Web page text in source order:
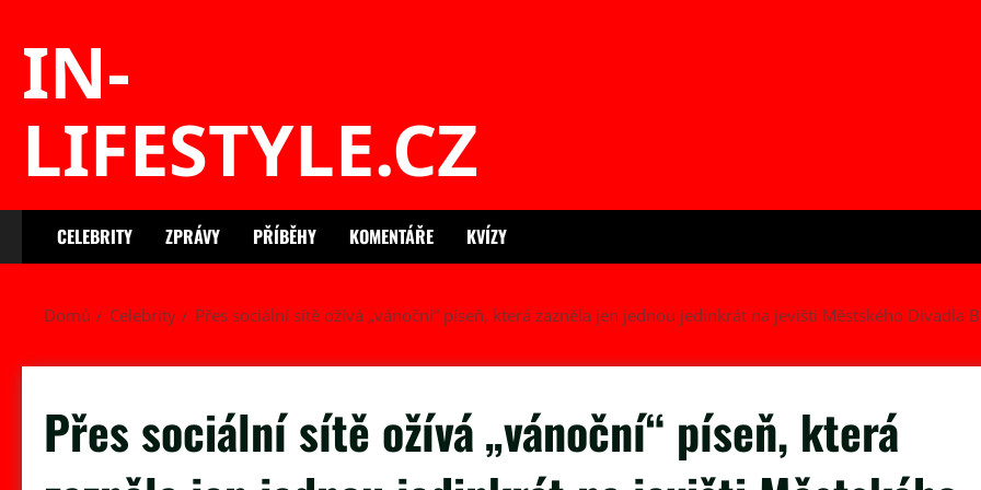
IN-
LIFESTYLE.CZ
CELEBRITY ZPRÁVY PŘÍBĚHY KOMENTÁŘE KVÍZY
Domů Celebrity Přes sociální sítě ožívá „vánoční“ píseň, která zazněla jen jednou jedinkrát na jevišti Městského Divadla
Přes sociální sítě ožívá „vánoční“ píseň, která